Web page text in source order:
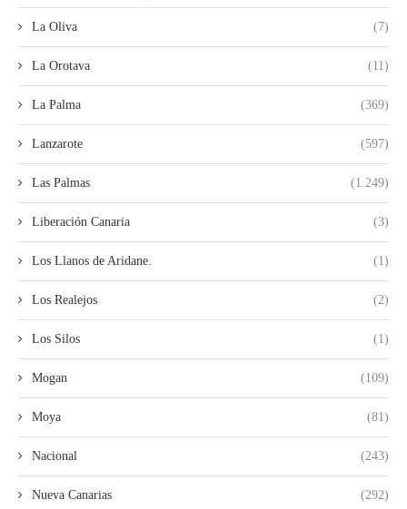
La Oliva (7)
La Orotava (11)
La Palma (369)
Lanzarote (597)
Las Palmas (1.249)
Liberación Canaria (3)
Los Llanos de Aridane. (1)
Los Realejos (2)
Los Silos (1)
Mogan (109)
Moya (81)
Nacional (243)
Nueva Canarias (292)